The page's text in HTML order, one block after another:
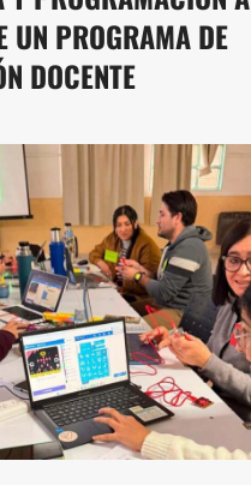
UN PROGRAMA DE
DOCENTE